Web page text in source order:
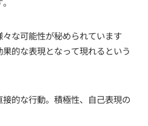
な可能性が秘められています
的な表現となって現れるという
接的な行動。積極性、自己表現の